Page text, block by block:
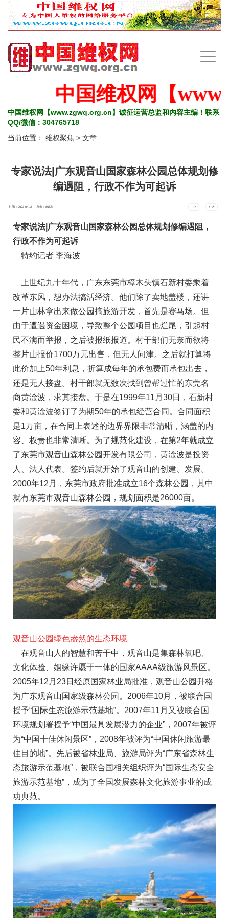
手
机
中国维权网【
中国维权网【www.zgwq.org.cn】诚征运营总监和内容主编！联系
QQ/微信：304765718
当前位置： 维权聚焦 > 文章
专家说法|广东观音山国家森林公园总体规划修
编遇阻，行政不作为可起诉
时间：2023-04-18 点击：868次 - 小 + 大
专家说法|广东观音山国家森林公园总体规划修编遇阻，
行政不作为可起诉
特约记者 李海波
上世纪九十年代，广东东莞市樟木头镇石新村委乘着
改革东风，想办法搞活经济。他们除了卖地盖楼，还讲
一片山林拿出来做公园搞旅游开发，首先是赛马场。但
由于遭遇资金困境，导致整个公园项目也烂尾，引起村
民不满而举报，之后被报纸报道。村干部们无奈而欲将
整片山报价1700万元出售，但无人问津。之后就打算将
此价加上50年利息，折算成每年的承包费而承包出去，
还是无人接盘。村干部就无数次找到曾帮过忙的东莞名
商黄淦波，求其接盘。于是在1999年11月30日，石新村
委和黄淦波签订了为期50年的承包经营合同。合同面积
是1万亩，在合同上表述的边界界限非常清晰，涵盖的内
容、权责也非常清晰。为了规范化建设，在第2年就成立
了东莞市观音山森林公园开发有限公司，黄淦波是投资
人、法人代表。签约后就开始了观音山的创建、发展。
2000年12月，东莞市政府批准成立16个森林公园，其中
就有东莞市观音山森林公园，规划面积是26000亩。
观音山公园绿色盎然的生态环境
在观音山人的智慧和苦干中，观音山是集森林氧吧、
文化体验、姻缘许愿于一体的国家AAAA级旅游风景区。
2005年12月23日经原国家林业局批准，观音山公园升格
为广东观音山国家级森林公园。2006年10月，被联合国
授予“国际生态旅游示范基地”。2007年11月又被联合国
环境规划署授予“中国最具发展潜力的企业”，2007年被评
为“中国十佳休闲景区”，2008年被评为“中国休闲旅游最
佳目的地”。先后被省林业局、旅游局评为“广东省森林生
态旅游示范基地”，被联合国相关组织评为“国际生态安全
旅游示范基地”，成为了全国发展森林文化旅游事业的成
功典范。